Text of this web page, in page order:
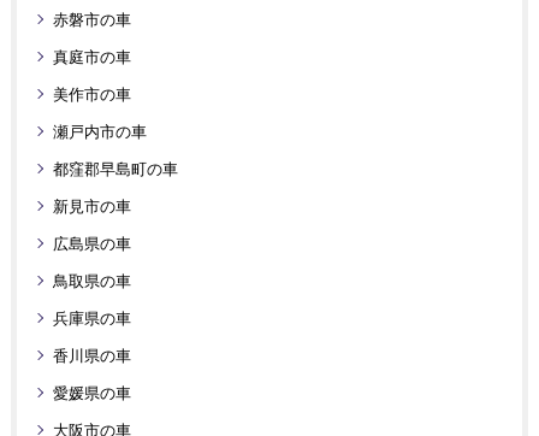
赤磐市の車
真庭市の車
美作市の車
瀬戸内市の車
都窪郡早島町の車
新見市の車
広島県の車
鳥取県の車
兵庫県の車
香川県の車
愛媛県の車
大阪市の車